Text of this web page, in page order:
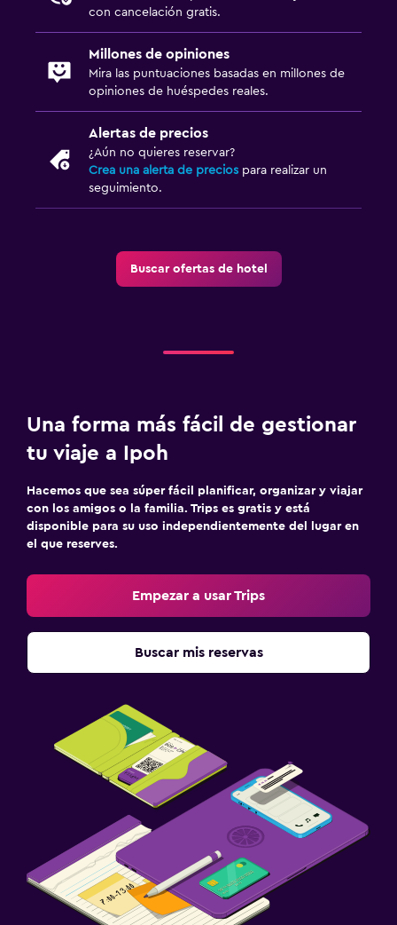
con cancelación gratis.
Millones de opiniones
Mira las puntuaciones basadas en millones de
opiniones de huéspedes reales.
Alertas de precios
¿Aún no quieres reservar?
Crea una alerta de precios para realizar un
seguimiento.
Buscar ofertas de hotel
Una forma más fácil de gestionar
tu viaje a Ipoh
Hacemos que sea súper fácil planificar, organizar y viajar
con los amigos o la familia. Trips es gratis y está
disponible para su uso independientemente del lugar en
el que reserves.
Empezar a usar Trips
Buscar mis reservas